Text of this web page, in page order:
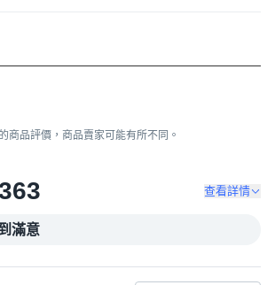
商品評價，商品賣家可能有所不同。
查看詳情
滿意